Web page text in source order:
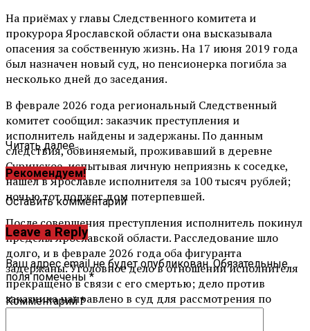
На приёмах у главы Следственного комитета и
прокурора Ярославской области она высказывала
опасения за собственную жизнь. На 17 июня 2019 года
был назначен новый суд, но пенсионерка погибла за
несколько дней до заседания.
В феврале 2026 года региональный Следственный
комитет сообщил: заказчик преступления и
исполнитель найдены и задержаны. По данным
следствия, обвиняемый, проживавший в деревне
Суринское, испытывая личную неприязнь к соседке,
нашёл в Ярославле исполнителя за 100 тысяч рублей;
ночью тот поджег дом потерпевшей.
После совершения преступления исполнитель покинул
пределы Ярославской области. Расследование шло
долго, и в феврале 2026 года оба фигуранта
задержаны. Уголовное дело в отношении исполнителя
прекращено в связи с его смертью; дело против
заказчика направлено в суд для рассмотрения по
Читать далее ...
Рекомендуем!
Оставить комментарий
Leave a Reply
Ваш адрес email не будет опубликован. Обязательные
поля помечены *
Комментарий*